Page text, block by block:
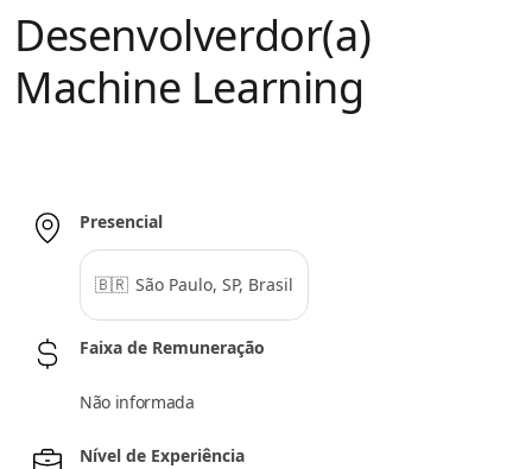
Desenvolverdor(a)
Machine Learning
Presencial
🇧🇷 São Paulo, SP, Brasil
Faixa de Remuneração
Não informada
Nível de Experiência